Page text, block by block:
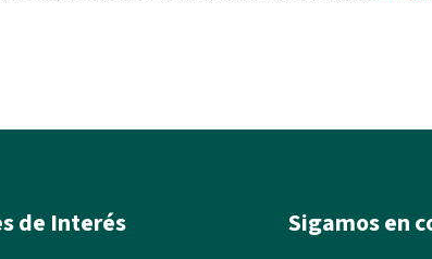
de Interés Sigamos en